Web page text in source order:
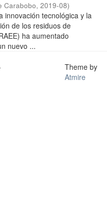
Carabobo, 2019-08)
innovación tecnológica y la
de los residuos de
ha aumentado
nuevo ...
Theme by
Atmire